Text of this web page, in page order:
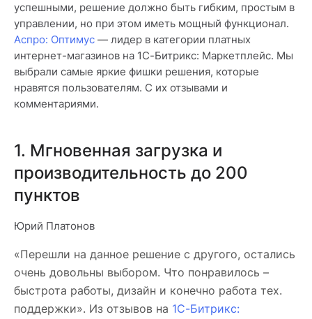
успешными, решение должно быть гибким, простым в
управлении, но при этом иметь мощный функционал.
Аспро: Оптимус — лидер в категории платных
интернет-магазинов на 1С-Битрикс: Маркетплейс. Мы
выбрали самые яркие фишки решения, которые
нравятся пользователям. С их отзывами и
комментариями.
1. Мгновенная загрузка и
производительность до 200
пунктов
Юрий Платонов
«Перешли на данное решение с другого, остались
очень довольны выбором. Что понравилось –
быстрота работы, дизайн и конечно работа тех.
поддержки». Из отзывов на 1С-Битрикс: